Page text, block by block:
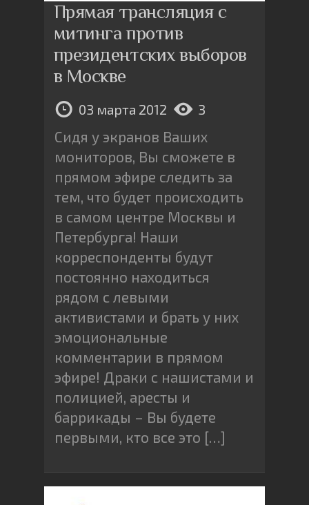
Прямая трансляция с
митинга против
президентских выборов
в Москве
03 марта 2012 3
Сидя у экранов Ваших
мониторов, Вы сможете в
прямом эфире следить за
тем, что будет происходить
в самом центре Москвы и
Петербурга! Наши
корреспонденты будут
постоянно находиться
рядом с левыми
активистами и брать у них
эмоциональные
комментарии в прямом
эфире! Драки с нашистами и
полицией, аресты и
баррикады – Вы будете
первыми, кто все это […]